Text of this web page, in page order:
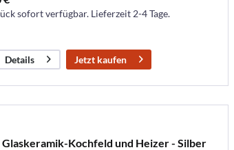
sofort verfügbar. Lieferzeit 2-4 Tage.
Details Jetzt kaufen
Glaskeramik-Kochfeld und Heizer - Silber